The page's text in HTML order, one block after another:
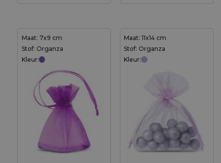
Maat: 7x9 cm
Stof: Organza
Kleur:
Maat: 11x14 cm
Stof: Organza
Kleur: